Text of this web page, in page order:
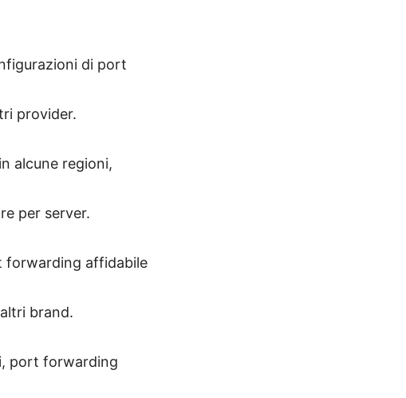
di port
provider.
alcune regioni,
per server.
forwarding affidabile
brand.
port forwarding